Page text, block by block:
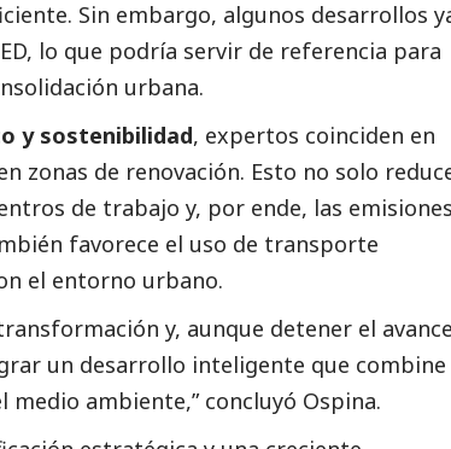
Sin embargo, algunos desarrollos
lo que podría servir de referencia para
urbana.
y sostenibilidad, expertos coinciden en
zonas de renovación. Esto no solo
de trabajo y, por ende, las emisiones
favorece el uso de transporte
el entorno urbano.
y, aunque detener el avance
un desarrollo inteligente que combine
ambiente,” concluyó Ospina.